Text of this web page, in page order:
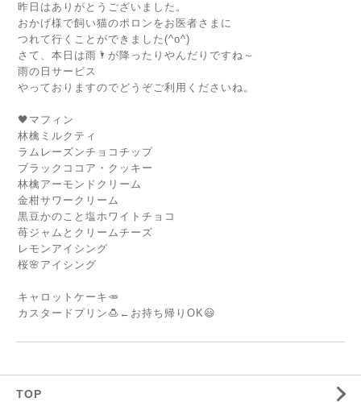
昨日はありがとうございました。
おかげ様で飼い猫のポロンをお医者さまに
つれて行くことができました(^o^)
さて、本日は雨🌂が降ったりやんだりですね～
雨の日サービス
やっておりますのでどうぞご利用くださいね。
🖤マフィン
林檎ミルクティ
ラムレーズンチョコチップ
ブラックココア・クッキー
林檎アーモンドクリーム
金柑サワークリーム
黒豆かのこと塩ホワイトチョコ
苺ジャムとクリームチーズ
レモンアイシング
桜🌸アイシング
キャロットケーキ🥕
カスタードプリン🍮←お持ち帰りOK😃
TOP